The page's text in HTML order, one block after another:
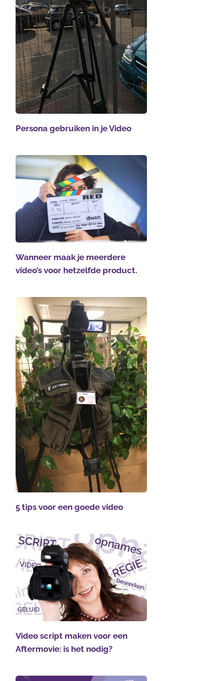
Persona gebruiken in je Video
Wanneer maak je meerdere
video’s voor hetzelfde product.
5 tips voor een goede video
Video script maken voor een
Aftermovie: is het nodig?